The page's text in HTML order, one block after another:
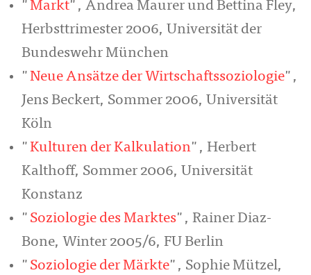
"Markt", Andrea Maurer und Bettina Fley,
Herbsttrimester 2006, Universität der
Bundeswehr München
"Neue Ansätze der Wirtschaftssoziologie",
Jens Beckert, Sommer 2006, Universität
Köln
"Kulturen der Kalkulation", Herbert
Kalthoff, Sommer 2006, Universität
Konstanz
" Soziologie des Marktes", Rainer Diaz-
Bone, Winter 2005/6, FU Berlin
" Soziologie der Märkte", Sophie Mützel,